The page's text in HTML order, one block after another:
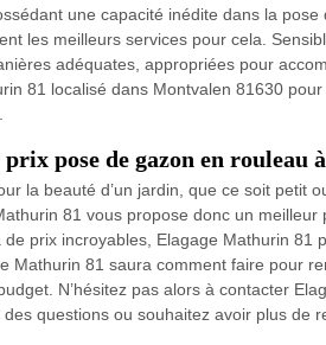
une capacité inédite dans la
les meilleurs services pour cela.
adéquates, appropriées pour
81 localisé dans Montvalen 81630
pose de gazon en rouleau
la beauté d’un jardin, que ce soit petit
81 vous propose donc un meilleur
prix incroyables, Elagage Mathurin 81
Mathurin 81 saura comment faire pour
N’hésitez pas alors à contacter
questions ou souhaitez avoir plus de